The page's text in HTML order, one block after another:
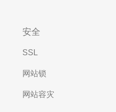
安全
SSL
网站锁
网站容灾